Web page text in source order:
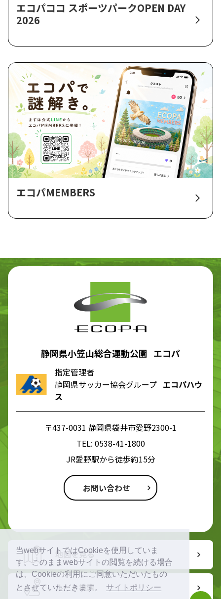
当webサイトではCookieを使用していま
す。このままwebサイトの閲覧を続ける場合
は、Cookieの利用にご同意いただいたもの
とさせていただきます。
サイトポリシー
エコパココ スポーツパークOPEN DAY
2026
エコパMEMBERS
静岡県小笠山総合運動公園 エコパ
指定管理者
静岡県サッカー協会グループ エコパハウ
ス
〒437-0031 静岡県袋井市愛野2300-1
TEL: 0538-41-1800
JR愛野駅から徒歩約15分
お問い合わせ
地図を見る
ルート検索